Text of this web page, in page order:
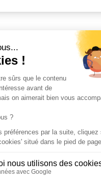
site internet culturels